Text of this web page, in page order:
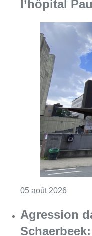
l’hôpital
05 août 2026
Agression